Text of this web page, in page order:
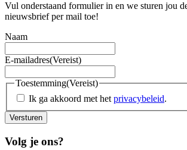
Vul onderstaand formulier in en we sturen jou
nieuwsbrief per mail toe!
Naam
E-mailadres(Vereist)
Toestemming(Vereist)
Ik ga akkoord met het privacybeleid.
Versturen
Volg je ons?